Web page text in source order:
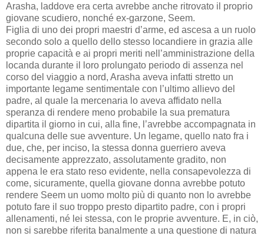
Arasha, laddove era certa avrebbe anche ritrovato il proprio
giovane scudiero, nonché ex-garzone, Seem.
Figlia di uno dei propri maestri d’arme, ed ascesa a un ruolo
secondo solo a quello dello stesso locandiere in grazia alle
proprie capacità e ai propri meriti nell’amministrazione della
locanda durante il loro prolungato periodo di assenza nel
corso del viaggio a nord, Arasha aveva infatti stretto un
importante legame sentimentale con l’ultimo allievo del
padre, al quale la mercenaria lo aveva affidato nella
speranza di rendere meno probabile la sua prematura
dipartita il giorno in cui, alla fine, l’avrebbe accompagnata in
qualcuna delle sue avventure. Un legame, quello nato fra i
due, che, per inciso, la stessa donna guerriero aveva
decisamente apprezzato, assolutamente gradito, non
appena le era stato reso evidente, nella consapevolezza di
come, sicuramente, quella giovane donna avrebbe potuto
rendere Seem un uomo molto più di quanto non lo avrebbe
potuto fare il suo troppo presto dipartito padre, con i propri
allenamenti, né lei stessa, con le proprie avventure. E, in ciò,
non si sarebbe riferita banalmente a una questione di natura